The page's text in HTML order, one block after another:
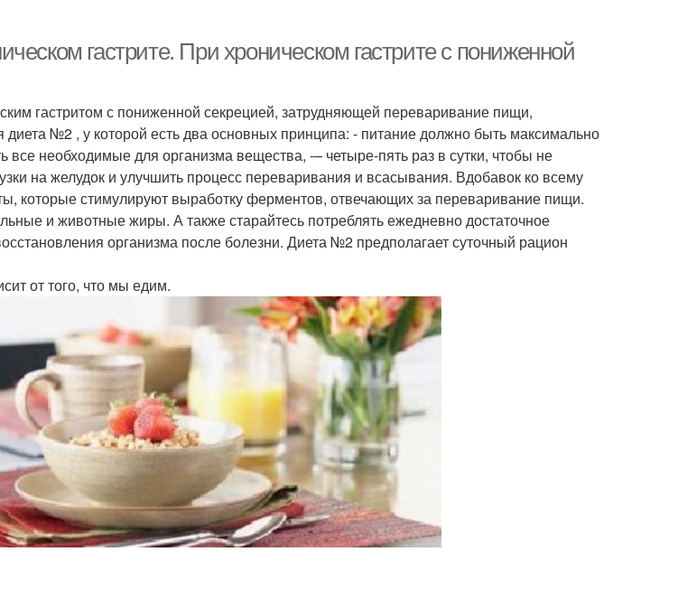
гастрите. При хроническом гастрите с пониженной
гастритом с пониженной секрецией, затрудняющей переваривание пищи,
диета №2 , у которой есть два основных принципа: - питание должно быть максимально
необходимые для организма вещества, -– четыре-пять раз в сутки, чтобы не
на желудок и улучшить процесс переваривания и всасывания. Вдобавок ко всему
которые стимулируют выработку ферментов, отвечающих за переваривание пищи.
и животные жиры. А также старайтесь потреблять ежедневно достаточное
организма после болезни. Диета №2 предполагает суточный рацион
от того, что мы едим.